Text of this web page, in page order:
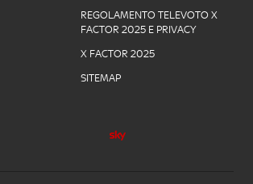
REGOLAMENTO TELEVOTO X
FACTOR 2025 E PRIVACY
X FACTOR 2025
SITEMAP